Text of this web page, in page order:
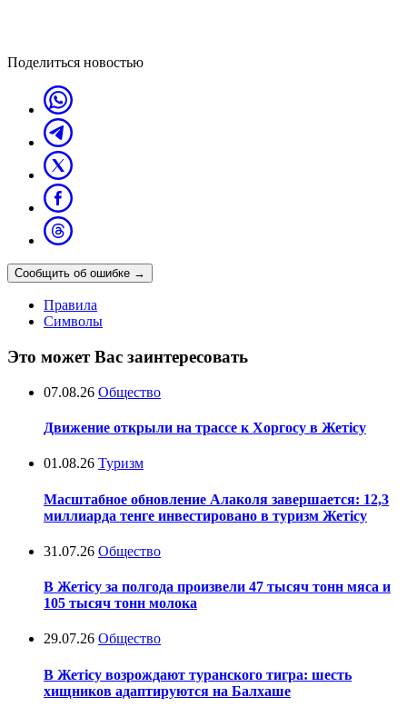
Поделиться новостью
Сообщить об ошибке →
Правила
Символы
Это может Вас заинтересовать
07.08.26 Общество
Движение открыли на трассе к Хоргосу в Жетісу
01.08.26 Туризм
Масштабное обновление Алаколя завершается: 12,3
миллиарда тенге инвестировано в туризм Жетісу
31.07.26 Общество
В Жетісу за полгода произвели 47 тысяч тонн мяса и
105 тысяч тонн молока
29.07.26 Общество
В Жетісу возрождают туранского тигра: шесть
хищников адаптируются на Балхаше